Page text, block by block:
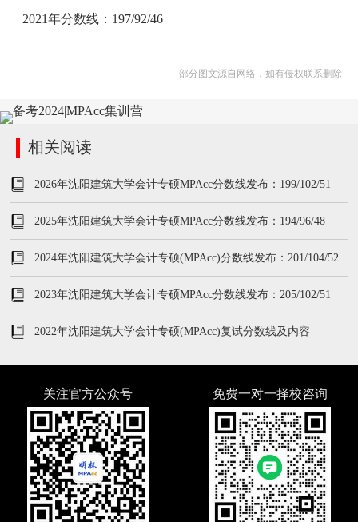
2021年分数线：197/92/46
部分图文源自网络，如有侵权联系删除
相关阅读
2026年沈阳建筑大学会计专硕MPAcc分数线发布：199/102/51
2025年沈阳建筑大学会计专硕MPAcc分数线发布：194/96/48
2024年沈阳建筑大学会计专硕(MPAcc)分数线发布：201/104/52
2023年沈阳建筑大学会计专硕MPAcc分数线发布：205/102/51
2022年沈阳建筑大学会计专硕(MPAcc)复试分数线及内容
关注官方公众号 免费一对一择校咨询